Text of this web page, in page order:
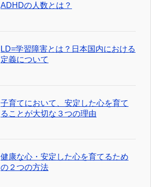
ADHDの人数とは？
LD=学習障害とは？日本国内における
定義について
子育てにおいて、安定した心を育て
ることが大切な３つの理由
健康な心・安定した心を育てるため
の２つの方法